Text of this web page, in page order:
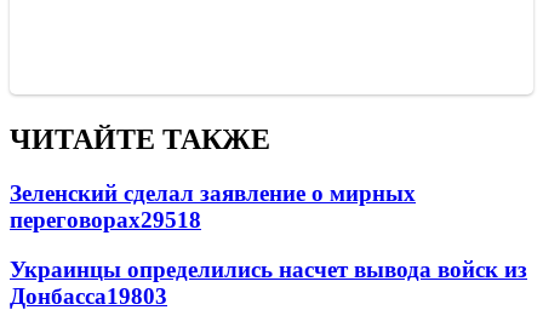
ЧИТАЙТЕ ТАКЖЕ
Зеленский сделал заявление о мирных
переговорах29518
Украинцы определились насчет вывода войск из
Донбасса19803